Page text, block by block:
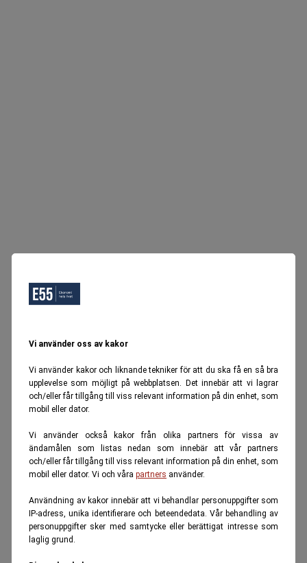
Vi använder oss av kakor
Vi använder kakor och liknande tekniker för att du ska få en så bra
upplevelse som möjligt på webbplatsen. Det innebär att vi lagrar
och/eller får tillgång till viss relevant information på din enhet, som
mobil eller dator.
Vi använder också kakor från olika partners för vissa av
ändamålen som listas nedan som innebär att vår partners
och/eller får tillgång till viss relevant information på din enhet, som
mobil eller dator. Vi och våra partners använder.
Användning av kakor innebär att vi behandlar personuppgifter som
IP-adress, unika identifierare och beteendedata. Vår behandling av
personuppgifter sker med samtycke eller berättigat intresse som
laglig grund.